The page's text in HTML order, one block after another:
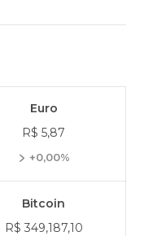
Euro
R$ 5,87
+0,00%
Bitcoin
R$ 349,187,10